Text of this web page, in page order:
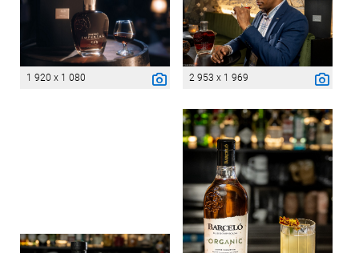
1 920 x 1 080 2 953 x 1 969